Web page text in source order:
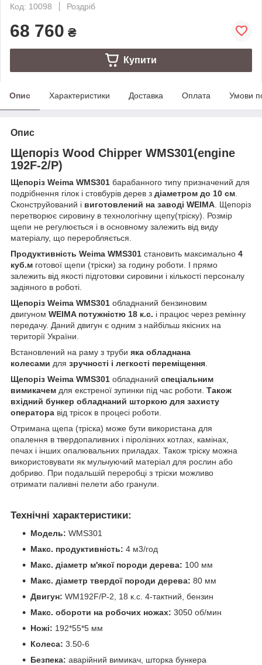
Код: 10098
Роздріб
68 760 ₴
Купити
Опис Характеристики Доставка Оплата Умови
Опис
Щепоріз Wood Chipper WMS301(engine
192F-2/P)
Щепоріз Weima WMS301 барабанного типу призначений для
подрібнення гілок і стовбурів дерев з діаметром до 10 см
Сконструйований і виготовлений на заводі WEIMA . Щепоріз
перетворює сировину в технологічну щепу(тріску). Розмір
щепи не регулюється і в основному залежить від виду
матеріалу, що переробляється.
Продуктивність Weima WMS301 становить максимально 4
куб.м готової щепи (тріски) за годину роботи. І прямо
залежить від якості підготовки сировини і кількості персоналу
задіяного в роботі.
Щепоріз Weima WMS301 обладнаний бензиновим
двигуном WEIMA потужністю 18 к.с. і працює через ремінну
передачу. Даний двигун є одним з найбільш якісних на
території України.
Встановлений на раму з труби яка обладнана
колесами для зручності і легкості переміщення
Щепоріз Weima WMS301 обладнаний спеціальним
вимикачем для екстреної зупинки під час роботи. Також
вхідний бункер обладнаний шторкою для захисту
оператора від трісок в процесі роботи.
Отримана щепа (тріска) може бути використана для
опалення в твердопаливних і піролізних котлах, камінах,
печах і інших опалювальних приладах. Також тріску можна
використовувати як мульчуючий матеріал для рослин або
добриво. При подальшій переробці з тріски можливо
отримати паливні пелети або гранули.
Технічні характеристики:
Модель: WMS301
Макс. продуктивність: 4 м3/год
Макс. діаметр м'якої породи дерева: 100 мм
Макс. діаметр твердої породи дерева: 80 мм
Двигун: WM192F/Р-2, 18 к.с. 4-тактний, бензин
Макс. обороти на робочих ножах: 3050 об/мин
Ножі: 192*55*5 мм
Колеса: 3.50-6
Безпека: аварійний вимикач, шторка бункера